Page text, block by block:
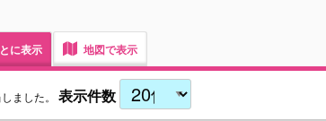
に表示 地図で表示
ました。 表示件数